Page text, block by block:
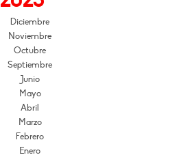
Diciembre
Noviembre
Octubre
Septiembre
Junio
Mayo
Abril
Marzo
Febrero
Enero